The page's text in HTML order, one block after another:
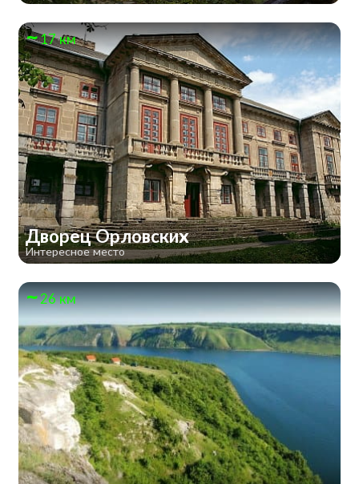
17 км
Дворец Орловских
Интересное место
26 км